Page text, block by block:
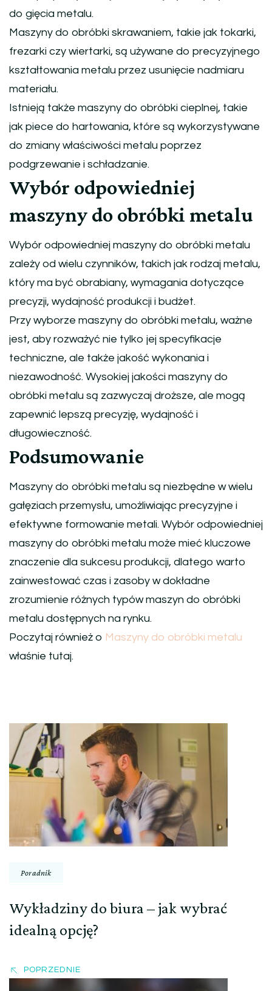
do gięcia metalu.
Maszyny do obróbki skrawaniem, takie jak tokarki,
frezarki czy wiertarki, są używane do precyzyjnego
kształtowania metalu przez usunięcie nadmiaru
materiału.
Istnieją także maszyny do obróbki cieplnej, takie
jak piece do hartowania, które są wykorzystywane
do zmiany właściwości metalu poprzez
podgrzewanie i schładzanie.
Wybór odpowiedniej
maszyny do obróbki metalu
Wybór odpowiedniej maszyny do obróbki metalu
zależy od wielu czynników, takich jak rodzaj metalu,
który ma być obrabiany, wymagania dotyczące
precyzji, wydajność produkcji i budżet.
Przy wyborze maszyny do obróbki metalu, ważne
jest, aby rozważyć nie tylko jej specyfikacje
techniczne, ale także jakość wykonania i
niezawodność. Wysokiej jakości maszyny do
obróbki metalu są zazwyczaj droższe, ale mogą
zapewnić lepszą precyzję, wydajność i
długowieczność.
Podsumowanie
Maszyny do obróbki metalu są niezbędne w wielu
gałęziach przemysłu, umożliwiając precyzyjne i
efektywne formowanie metali. Wybór odpowiedniej
maszyny do obróbki metalu może mieć kluczowe
znaczenie dla sukcesu produkcji, dlatego warto
zainwestować czas i zasoby w dokładne
zrozumienie różnych typów maszyn do obróbki
metalu dostępnych na rynku.
Poczytaj również o Maszyny do obróbki metalu
właśnie tutaj.
Nawigacja
wpisu
Poradnik
Wykładziny do biura – jak wybrać
idealną opcję?
POPRZEDNIE